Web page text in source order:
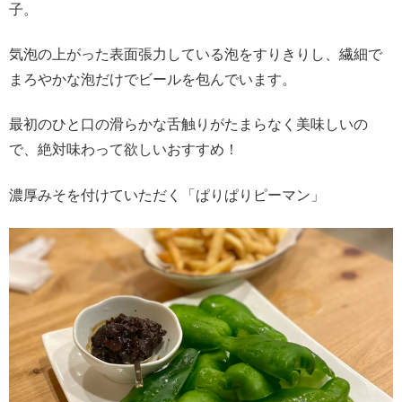
子。
気泡の上がった表面張力している泡をすりきりし、繊細で
まろやかな泡だけでビールを包んでいます。
最初のひと口の滑らかな舌触りがたまらなく美味しいの
で、絶対味わって欲しいおすすめ！
濃厚みそを付けていただく「ぱりぱりピーマン」